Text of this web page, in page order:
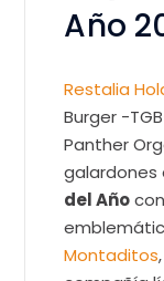
Año
Restalia
Burger -
Panther
galardones
del Año
Montaditos